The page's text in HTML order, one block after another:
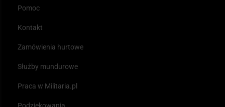
Pomoc
Kontakt
Zamówienia hurtowe
Służby mundurowe
Praca w Militaria.pl